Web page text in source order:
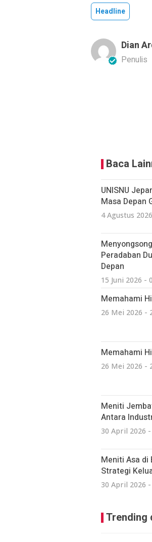
Headline
Dian
Penulis
Baca
UNISNU
Masa Depan
4 Agustus
Peradaban
Depan
15 Juni 2026 -
Memahami
26 Mei 2026 -
Memahami
26 Mei 2026 -
Meniti
Antara
30 April 2026 -
Meniti Asa di
Strategi
30 April 2026 -
Trending